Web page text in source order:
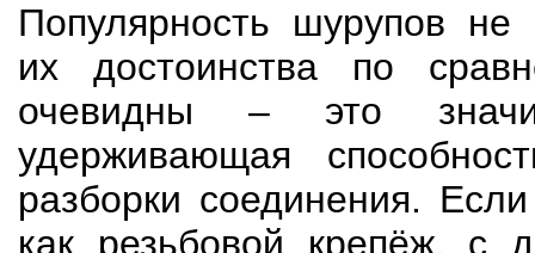
Популярность шурупов не
их достоинства по
очевидны – это
удерживающая
разборки соединения.
как резьбовой крепёж, с